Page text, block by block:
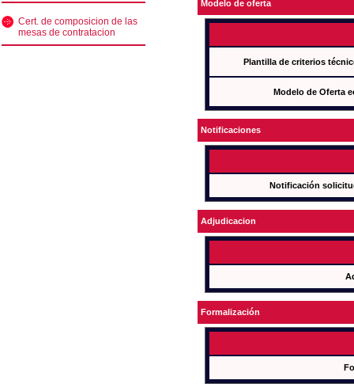
Cert. de composicion de las
mesas de contratacion
Modelo de oferta
Plantilla de criterios
Modelo de Oferta
Notificaciones
Notificación
Adjudicacion
Formalización